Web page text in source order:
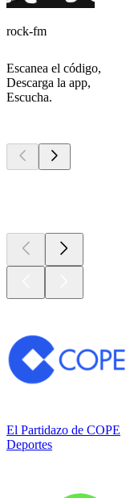
rock-fm
Escanea el código,
Descarga la app,
Escucha.
El Partidazo de COPE
Deportes